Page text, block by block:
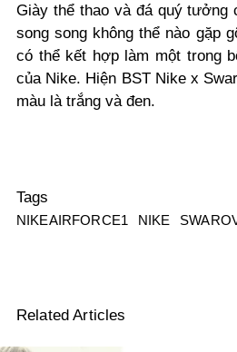
Giày thể thao và đá quý tưởng
song song không thể nào gặp
có thể kết hợp làm một trong
của Nike. Hiện BST Nike x
màu là trắng và đen.
Tags
NIKEAIRFORCE1 NIKE
Related Articles